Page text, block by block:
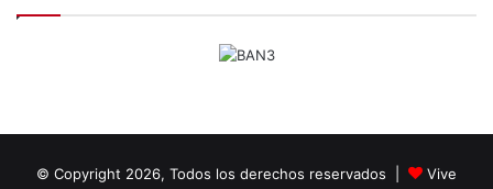
© Copyright 2026, Todos los derechos reservados |
Vive